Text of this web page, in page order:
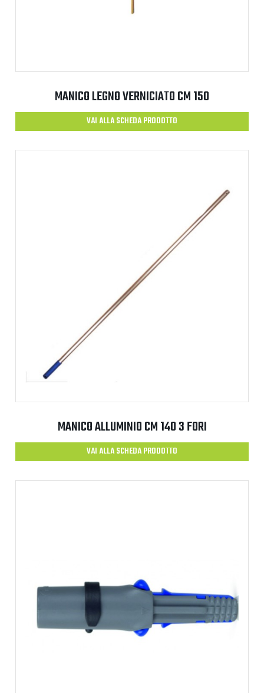
MANICO LEGNO VERNICIATO CM 150
VAI ALLA SCHEDA PRODOTTO
MANICO ALLUMINIO CM 140 3 FORI
VAI ALLA SCHEDA PRODOTTO